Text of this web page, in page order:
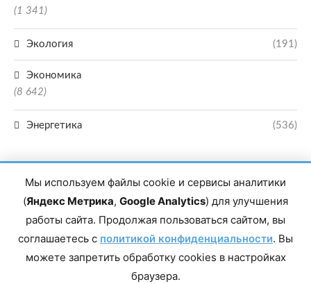
(1 341)
Экология (191)
Экономика
(8 642)
Энергетика (536)
Главный редактор сетевого издания Магомаев Тимур Нухович. Контакты
редакции: 8(988)-292-94-34 Почта: vestiskfo@gmail.com По вопросам
Дагестан, г. Махачкала, пр-т Насрутдинова, д. 1а. Все права защищены.
Копирование и использование полных материалов запрещено, частичное
цитирование возможно только при условии гиперссылки на сайт mirmol.ru.
Мы используем файлы cookie и сервисы аналитики
(Яндекс Метрика, Google Analytics) для улучшения
работы сайта. Продолжая пользоваться сайтом, вы
соглашаетесь с политикой конфиденциальности. Вы
можете запретить обработку cookies в настройках
браузера.